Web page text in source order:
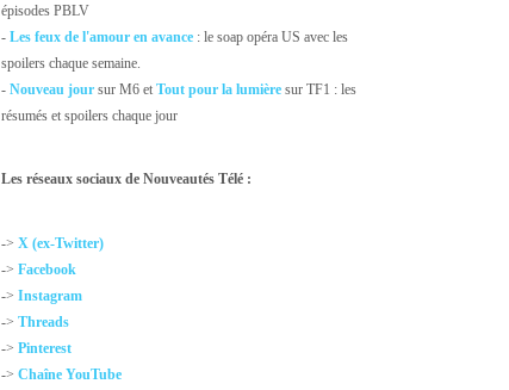
épisodes PBLV
-Les feux de l'amour en avance : le soap opéra US avec les
spoilers chaque semaine.
-Nouveau jour sur M6 etTout pour la lumière sur TF1 : les
résumés et spoilers chaque jour
Les réseaux sociaux de Nouveautés Télé :
->X (ex-Twitter)
->Facebook
->Instagram
->Threads
->Pinterest
->Chaîne YouTube